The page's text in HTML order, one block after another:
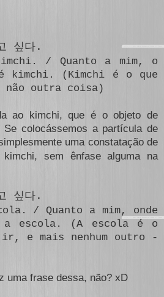
싶다.
/ Quanto a mim, o
kimchi. (Kimchi é o que
não outra coisa)
ao kimchi, que é o objeto de
Se colocássemos a partícula de
uma constatação de
sem ênfase alguma na
싶다.
/ Quanto a mim, onde
escola. (A escola é o
e mais nenhum outro -
uma frase dessa, não? xD